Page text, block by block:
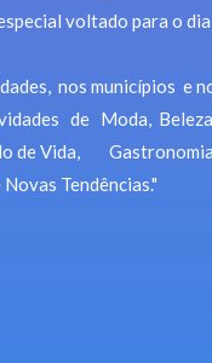
voltado para o dia
nos municípios e
de Moda,
de Vida,
Tendências."